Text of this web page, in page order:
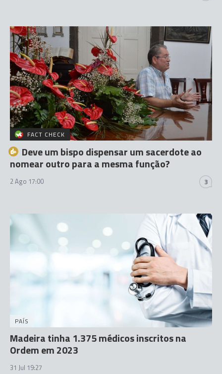
FACT CHECK
Deve um bispo dispensar um sacerdote ao
nomear outro para a mesma função?
2 Ago 17:00 3
PAÍS
Madeira tinha 1.375 médicos inscritos na
Ordem em 2023
31 Jul 19:27